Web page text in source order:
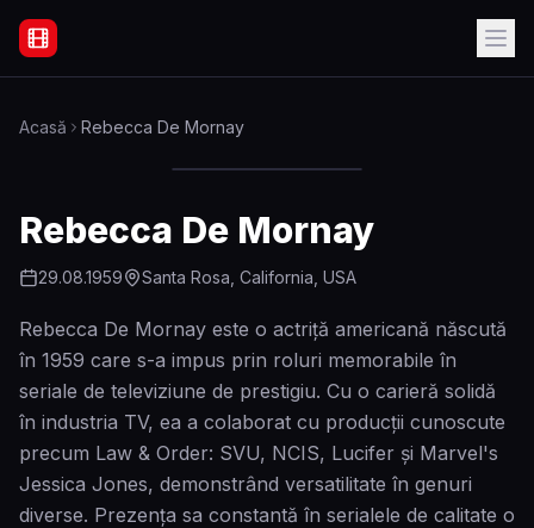
Filme Online Subtitrate - Acasă
Acasă Rebecca De Mornay
Rebecca De Mornay
29.08.1959 Santa Rosa, California, USA
Rebecca De Mornay este o actriță americană născută
în 1959 care s-a impus prin roluri memorabile în
seriale de televiziune de prestigiu. Cu o carieră solidă
în industria TV, ea a colaborat cu producții cunoscute
precum Law & Order: SVU, NCIS, Lucifer și Marvel's
Jessica Jones, demonstrând versatilitate în genuri
diverse. Prezența sa constantă în serialele de calitate o